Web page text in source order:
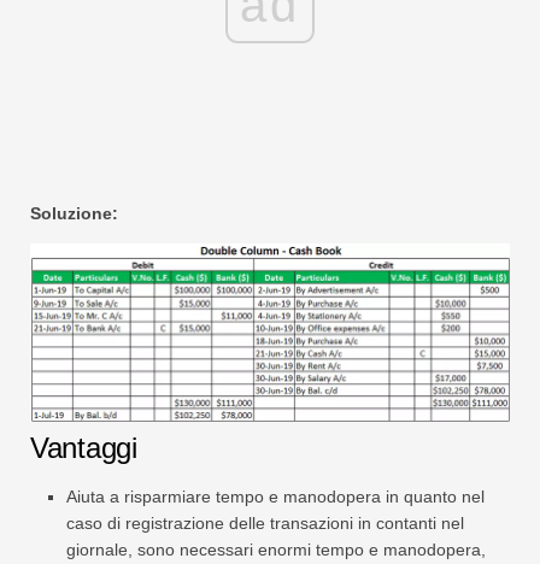
Soluzione:
Vantaggi
Aiuta a risparmiare tempo e manodopera in quanto nel
caso di registrazione delle transazioni in contanti nel
giornale, sono necessari enormi tempo e manodopera,